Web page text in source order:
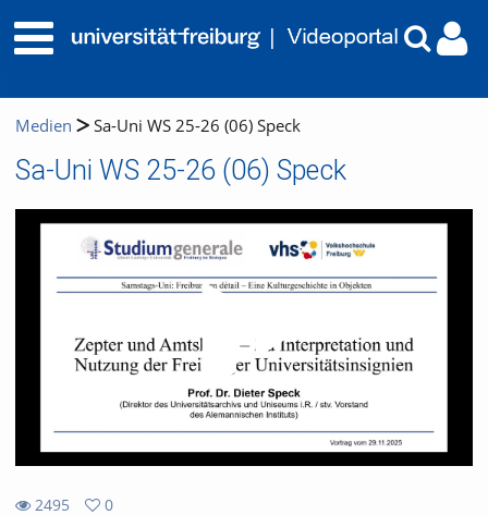
Medien Sa-Uni WS 25-26 (06) Speck
Sa-Uni WS 25-26 (06) Speck
2495
0